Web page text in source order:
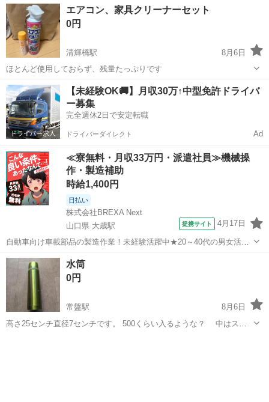
岡山 加賀郡 備中高梁駅 その他 お土産
エアコン、家具クリーナーセット
0円
清輝橋駅
8月6日
ほとんど使用しておらず、残量たっぷりです
岡山 岡山市 清輝橋駅 その他 クリーナー
【未経験OK🚚】月収30万↑中型免許ドライバ
ー募集
完全週休2日で安定転職
ドライバーダイレクト Ad
≪寮無料・月収33万円・派遣社員≫機械操
作・製造補助
時給1,400円
日払い
株式会社BREXA Next
山口県 大歳駅
提携サイト 4月17日
自動車向け車載部品の製造作業！未経験活躍中★20～40代の男女活躍
中！友達同士での応募OK！備品付きワンルーム寮費無料！赴任旅費会
社負担！生活支援物資事前対応可◎格安食堂利用可！年間休日135日
♪《山口県山口市》 人気の工...
山口 山口市 大歳駅
水筒
0円
常盤駅
8月6日
高さ25センチ直径7センチです。 500くらい入るような？ 中はステ